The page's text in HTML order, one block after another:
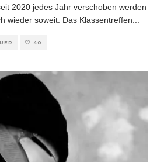
2020 jedes Jahr verschoben werden
wieder soweit. Das Klassentreffen...
40